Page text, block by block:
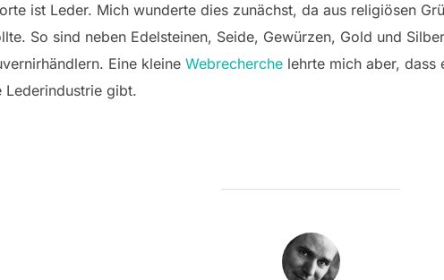
ist Leder. Mich wunderte dies zunächst, da aus religiösen
So sind neben Edelsteinen, Seide, Gewürzen, Gold und
Eine kleine Webrecherche lehrte mich aber, dass
gibt.
BEITRAGSAUTOR